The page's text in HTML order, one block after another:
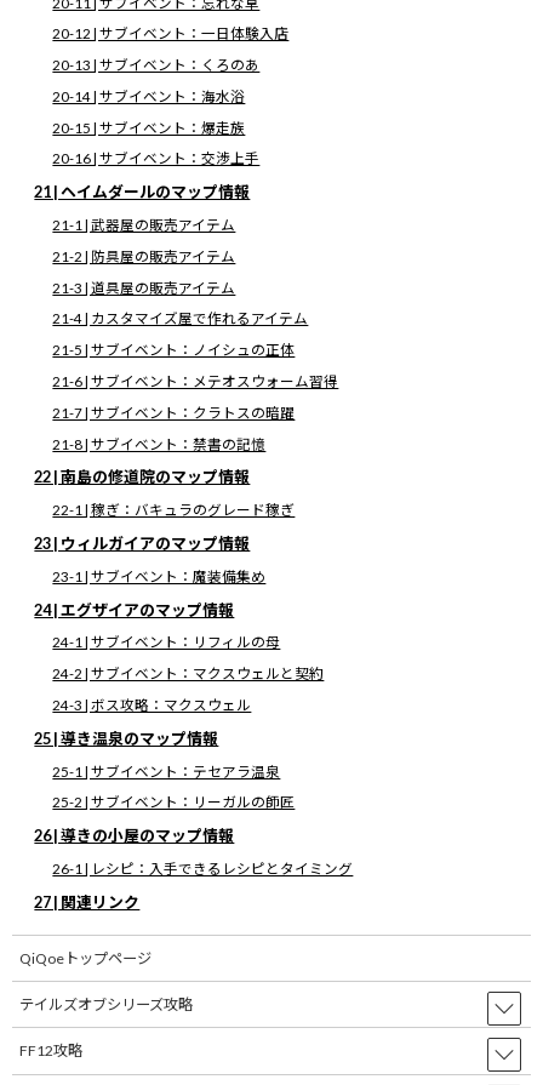
14 | グランテセアラブリッジのマップ情報
14-1 | サブイベント：だるまさんがころんだ
15 | サイバックのマップ情報
15-2 | 道具屋の販売アイテム
15-3 | 食材屋の販売アイテム
15-4 | カスタマイズ屋で作れるアイテム
15-5 | サブイベント：クラトスの暗躍
15-7 | サブイベント：オゼットのお姉さん
15-8 | サブイベント：迷子の子供
15-9 | サブイベント：禁書の記憶
16 | ミズホのマップ情報
16-1 | よろず屋の販売アイテム
16-2 | カスタマイズ屋で作れるアイテム
16-3 | サブイベント：野外漫才劇場
16-5 | サブイベント：評決の島
16-6 | サブイベント：イガグリ復活
17 | オゼットのマップ情報
17-1 | 防具屋の販売アイテム
17-2 | 食材屋の販売アイテム
17-3 | カスタマイズ屋で作れるアイテム
17-5 | サブイベント：クラトスの暗躍
17-6 | サブイベント：プレセアの父親
18 | アルテスタの家のマップ情報
18-1 | カスタマイズ屋で作れるアイテム
18-3 | サブイベント：魔装備集め
18-4 | サブイベント：勇者ミトス
18-5 | サブイベント：エクスフィアの声
18-6 | サブイベント：ジーニアスとミトス
19 | フラノールのマップ情報
19-1 | 武器・防具屋（救いの地下攻略前）の販売アイテム
19-3 | アクセサリー屋の販売アイテム
19-4 | 食材屋の販売アイテム
19-5 | カスタマイズ屋で作れるアイテム
19-6 | サブイベント：魔装備集め
19-8 | サブイベント：ペンギンじいさん
20 | アルタミラのマップ情報
20-1 | 武器屋の販売アイテム
20-2 | 防具屋の販売アイテム
20-3 | 道具屋の販売アイテム
20-6 | サブイベント：アルタミラの遊園地
20-7 | サブイベント：アリシアのお墓参り
20-8 | サブイベント：魔装備集め
20-12 | サブイベント：一日体験入店
20-13 | サブイベント：くろのあ
20-14 | サブイベント：海水浴
20-15 | サブイベント：爆走族
20-16 | サブイベント：交渉上手
21 | ヘイムダールのマップ情報
21-1 | 武器屋の販売アイテム
21-2 | 防具屋の販売アイテム
21-3 | 道具屋の販売アイテム
21-4 | カスタマイズ屋で作れるアイテム
21-5 | サブイベント：ノイシュの正体
21-6 | サブイベント：メテオスウォーム習得
21-7 | サブイベント：クラトスの暗躍
21-8 | サブイベント：禁書の記憶
22 | 南島の修道院のマップ情報
22-1 | 稼ぎ：バキュラのグレード稼ぎ
23 | ウィルガイアのマップ情報
23-1 | サブイベント：魔装備集め
24 | エグザイアのマップ情報
24-1 | サブイベント：リフィルの母
24-2 | サブイベント：マクスウェルと契約
24-3 | ボス攻略：マクスウェル
25 | 導き温泉のマップ情報
25-1 | サブイベント：テセアラ温泉
25-2 | サブイベント：リーガルの師匠
26 | 導きの小屋のマップ情報
26-1 | レシピ：入手できるレシピとタイミング
27 | 関連リンク
QiQoeトップページ
テイルズオブシリーズ攻略
FF12攻略